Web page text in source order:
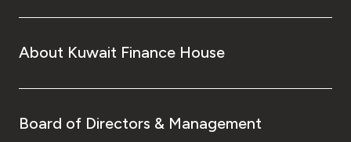
About Kuwait Finance House
Board of Directors & Management